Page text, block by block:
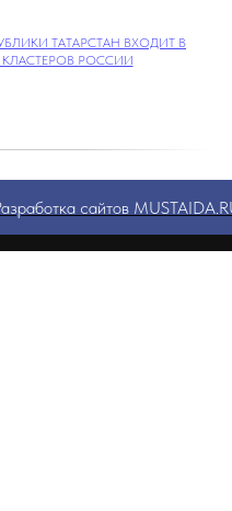
ТАТАРСТАН ВХОДИТ В
РОССИИ
сайтов